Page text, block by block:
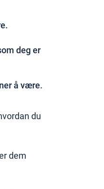
deg er
å være.
du
dem